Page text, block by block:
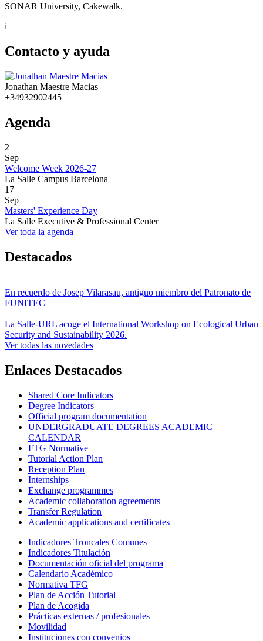
SONAR University, Cakewalk.
i
Contacto y ayuda
Jonathan Maestre Macias
+34932902445
Agenda
2
Sep
Welcome Week 2026-27
La Salle Campus Barcelona
17
Sep
Masters' Experience Day
La Salle Executive & Professional Center
Ver toda la agenda
Destacados
En recuerdo de Josep Vilarasau, antiguo miembro del Patronato de
FUNITEC
La Salle-URL acoge el International Workshop on Ecological Urban
Security and Sustainability 2026.
Ver todas las novedades
Enlaces Destacados
Shared Core Indicators
Degree Indicators
Official program documentation
UNDERGRADUATE DEGREES ACADEMIC
CALENDAR
FTG Normative
Tutorial Action Plan
Reception Plan
Internships
Exchange programmes
Academic collaboration agreements
Transfer Regulation
Academic applications and certificates
Indicadores Troncales Comunes
Indicadores Titulación
Documentación oficial del programa
Calendario Académico
Normativa TFG
Plan de Acción Tutorial
Plan de Acogida
Prácticas externas / profesionales
Movilidad
Instituciones con convenios